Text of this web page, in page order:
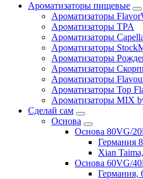
Ароматизаторы пищевые
Ароматизаторы
Ароматизаторы TPA
Ароматизаторы
Ароматизаторы
Ароматизаторы
Ароматизаторы
Ароматизаторы
Ароматизаторы Top
Ароматизаторы MIX
Сделай сам
Основа
Основа 80VG/
Германия
Xian
Основа 60VG/
Германия,